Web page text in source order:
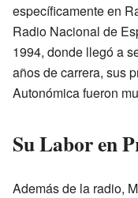
específicamente en
Radio Nacional de
1994, donde llegó a
años de carrera, sus
Autonómica fueron
Su Labor en
Además de la radio,